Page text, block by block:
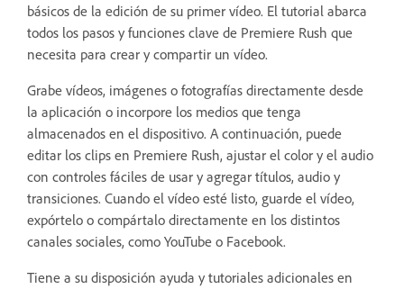
básicos de la edición de su primer vídeo. El tutorial abarca
todos los pasos y funciones clave de Premiere Rush que
necesita para crear y compartir un vídeo.
Grabe vídeos, imágenes o fotografías directamente desde
la aplicación o incorpore los medios que tenga
almacenados en el dispositivo. A continuación, puede
editar los clips en Premiere Rush, ajustar el color y el audio
con controles fáciles de usar y agregar títulos, audio y
transiciones. Cuando el vídeo esté listo, guarde el vídeo,
expórtelo o compártalo directamente en los distintos
canales sociales, como YouTube o Facebook.
Tiene a su disposición ayuda y tutoriales adicionales en